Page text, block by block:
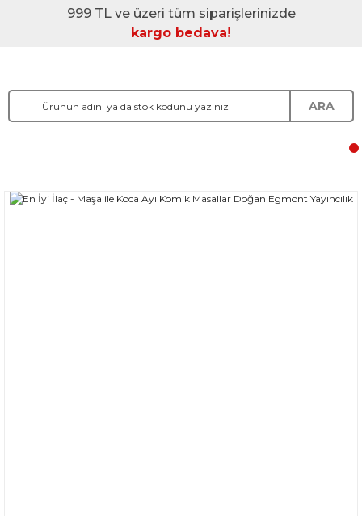
999 TL ve üzeri tüm siparişlerinizde
kargo bedava!
ARA